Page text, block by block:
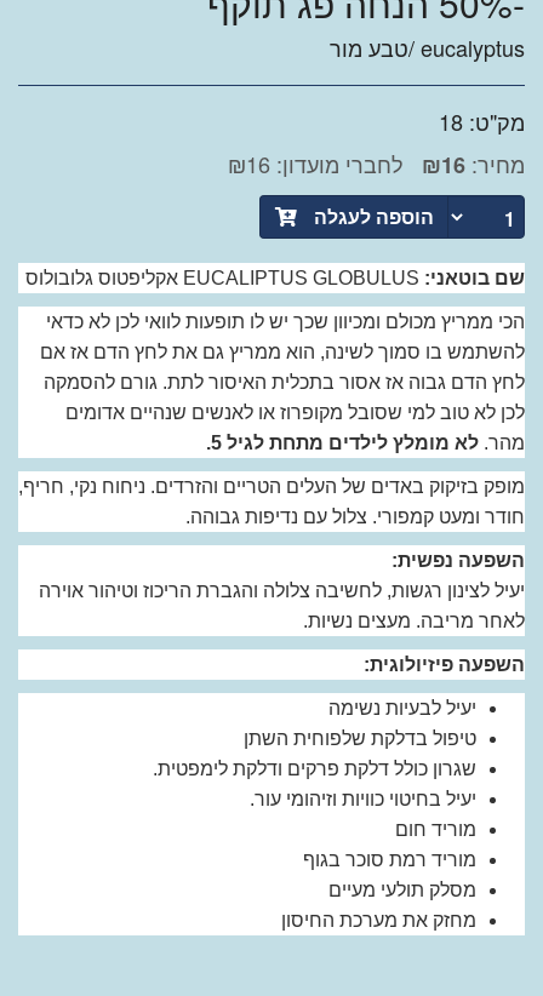
eucalyptus /טבע מור
מק"ט: 18
מחיר:
₪16 לחברי מועדון: ₪16
הוספה לעגלה
שם בוטאני: EUCALIPTUS GLOBULUS אקליפטוס גלובולוס
הכי ממריץ מכולם ומכיוון שכך יש לו תופעות לוואי לכן לא כדאי
להשתמש בו סמוך לשינה, הוא ממריץ גם את לחץ הדם אז אם
לחץ הדם גבוה אז אסור בתכלית האיסור לתת. גורם להסמקה
לכן לא טוב למי שסובל מקופרוז או לאנשים שנהיים אדומים
מהר. לא מומלץ לילדים מתחת לגיל 5.
מופק בזיקוק באדים של העלים הטריים והזרדים. ניחוח נקי, חריף,
חודר ומעט קמפורי. צלול עם נדיפות גבוהה.
השפעה נפשית:
יעיל לצינון רגשות, לחשיבה צלולה והגברת הריכוז וטיהור אוירה
לאחר מריבה. מעצים נשיות.
השפעה פיזיולוגית:
יעיל לבעיות נשימה
טיפול בדלקת שלפוחית השתן
שגרון כולל דלקת פרקים ודלקת לימפטית.
יעיל בחיטוי כוויות וזיהומי עור.
מוריד חום
מוריד רמת סוכר בגוף
מסלק תולעי מעיים
מחזק את מערכת החיסון